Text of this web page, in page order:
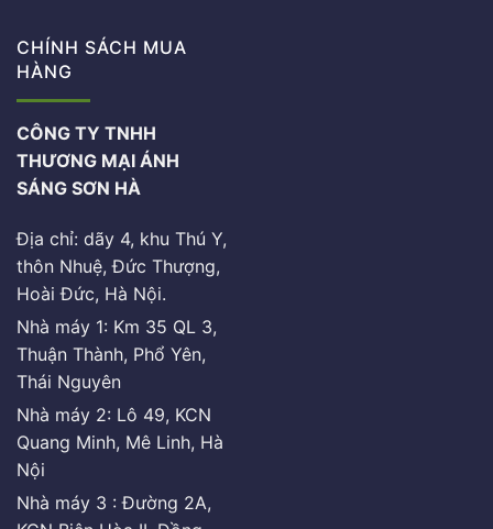
CHÍNH SÁCH MUA
HÀNG
CÔNG TY TNHH
THƯƠNG MẠI ÁNH
SÁNG SƠN HÀ
Địa chỉ: dãy 4, khu Thú Y,
thôn Nhuệ, Đức Thượng,
Hoài Đức, Hà Nội.
Nhà máy 1: Km 35 QL 3,
Thuận Thành, Phổ Yên,
Thái Nguyên
Nhà máy 2: Lô 49, KCN
Quang Minh, Mê Linh, Hà
Nội
Nhà máy 3 : Đường 2A,